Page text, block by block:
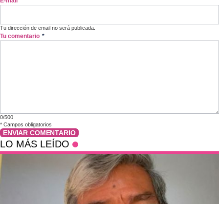
Tu dirección de email no será publicada.
Tu comentario *
0/500
* Campos obligatorios
ENVIAR COMENTARIO
LO MÁS LEÍDO